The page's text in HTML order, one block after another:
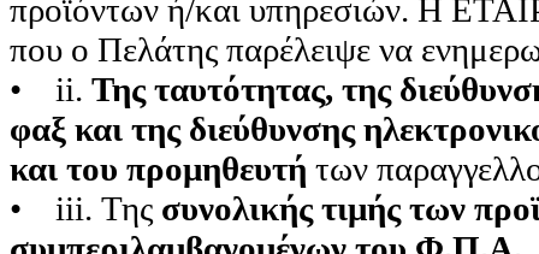
προϊόντων ή/και υπηρεσιών. Η
που ο Πελάτης παρέλειψε να
• ii. Της ταυτότητας, της
φαξ και της διεύθυνσης
και του προμηθευτή των
• iii. Της συνολικής τιμής των